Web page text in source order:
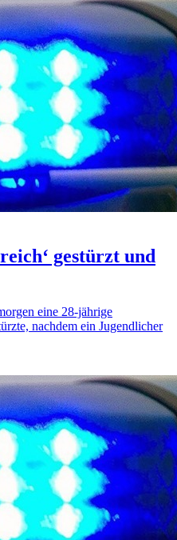
gestürzt und
eine 28-jährige
nachdem ein Jugendlicher